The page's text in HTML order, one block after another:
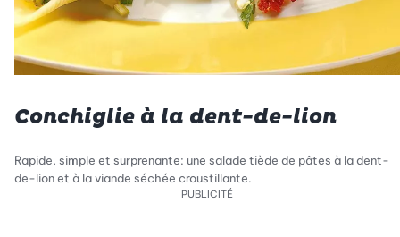
Conchiglie à la dent-de-lion
Rapide, simple et surprenante: une salade tiède de pâtes à la dent-
de-lion et à la viande séchée croustillante.
PUBLICITÉ